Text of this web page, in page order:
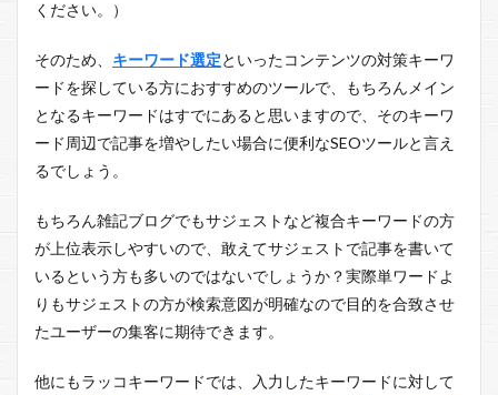
ください。）
そのため、 キーワード選定といったコンテンツの対策キーワ
ードを探している方におすすめのツールで、もちろんメイン
となるキーワードはすでにあると思いますので、そのキーワ
ード周辺で記事を増やしたい場合に便利なSEOツールと言え
るでしょう。
もちろん雑記ブログでもサジェストなど複合キーワードの方
が上位表示しやすいので、敢えてサジェストで記事を書いて
いるという方も多いのではないでしょうか？実際単ワードよ
りもサジェストの方が検索意図が明確なので目的を合致させ
たユーザーの集客に期待できます。
他にもラッコキーワードでは、入力したキーワードに対して